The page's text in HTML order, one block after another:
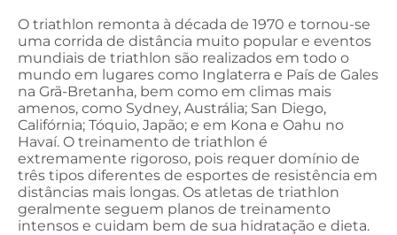
O triathlon remonta à década de 1970 e tornou-se
uma corrida de distância muito popular e eventos
mundiais de triathlon são realizados em todo o
mundo em lugares como Inglaterra e País de Gales
na Grã-Bretanha, bem como em climas mais
amenos, como Sydney, Austrália; San Diego,
Califórnia; Tóquio, Japão; e em Kona e Oahu no
Havaí. O treinamento de triathlon é
extremamente rigoroso, pois requer domínio de
três tipos diferentes de esportes de resistência em
distâncias mais longas. Os atletas de triathlon
geralmente seguem planos de treinamento
intensos e cuidam bem de sua hidratação e dieta.